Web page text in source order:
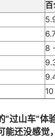
百
8
“过山车”体
能还没感觉